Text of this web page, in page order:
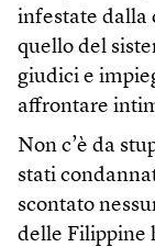
infestate dalla
quello del
giudici e
affrontare
Non c’è da
stati
scontato
delle Filippine